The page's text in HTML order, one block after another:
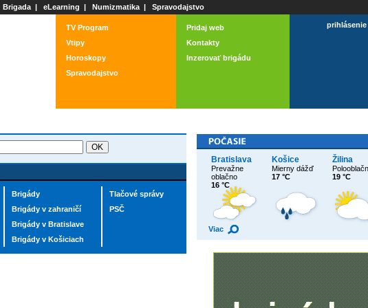
Brigada | eLearning | Numizmatika | Spravodajstvo
TV Program
Vtipy
Horoskopy
Spravodajstvo
Pridaj web
Kontakty
Inzerovať brigádu
prihlásenie
Brigády
Brigády v zahraničí
Brigády v Bratislave
Brigády v Košiciach
Tlačové správy
PSČ
Bratislava
Prevažne
oblačno
16 °C
Košice
Mierny dážď
17 °C
Žilina
19 °C
Viac